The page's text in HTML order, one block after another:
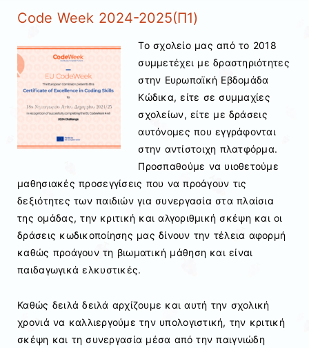
Code Week 2024-2025(Π1)
Το σχολείο μας από το 2018
συμμετέχει με δραστηριότητες
στην Ευρωπαϊκή Εβδομάδα
Κώδικα, είτε σε συμμαχίες
σχολείων, είτε με δράσεις
αυτόνομες που εγγράφονται
στην αντίστοιχη πλατφόρμα.
Προσπαθούμε να υιοθετούμε
μαθησιακές προσεγγίσεις που να προάγουν τις
δεξιότητες των παιδιών για συνεργασία στα πλαίσια
της ομάδας, την κριτική και αλγοριθμική σκέψη και οι
δράσεις κωδικοποίησης μας δίνουν την τέλεια αφορμή
καθώς προάγουν τη βιωματική μάθηση και είναι
παιδαγωγικά ελκυστικές.
Καθώς δειλά δειλά αρχίζουμε και αυτή την σχολική
χρονιά να καλλιεργούμε την υπολογιστική, την κριτική
σκέψη και τη συνεργασία μέσα από την παιγνιώδη